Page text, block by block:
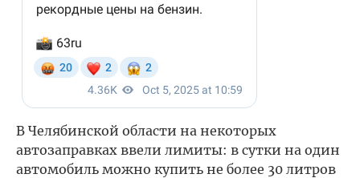
В Челябинской области на некоторых
автозаправках ввели лимиты: в сутки на один
автомобиль можно купить не более 30 литров